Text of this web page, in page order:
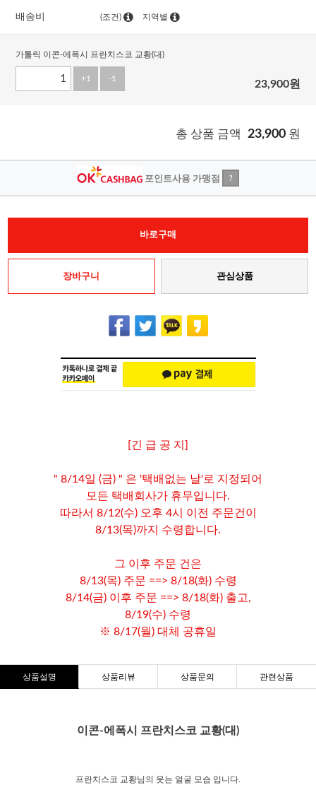
배송비 (조건) 지역별
가톨릭 이콘-에폭시 프란치스코 교황(대)
+1 -1 23,900원
총 상품 금액 23,900 원
포인트사용 가맹점 ?
바로구매
장바구니 관심상품
[긴 급 공 지]
" 8/14일 (금) " 은 '택배없는 날'로 지정되어
모든 택배회사가 휴무입니다.
따라서 8/12(수) 오후 4시 이전 주문건이
8/13(목)까지 수령합니다.
그 이후 주문 건은
8/13(목) 주문 ==> 8/18(화) 수령
8/14(금) 이후 주문 ==> 8/18(화) 출고,
8/19(수) 수령
※ 8/17(월) 대체 공휴일
상품설명 상품리뷰 상품문의 관련상품
이콘-에폭시 프란치스코 교황(대)
프란치스코 교황님의 웃는 얼굴 모습 입니다.